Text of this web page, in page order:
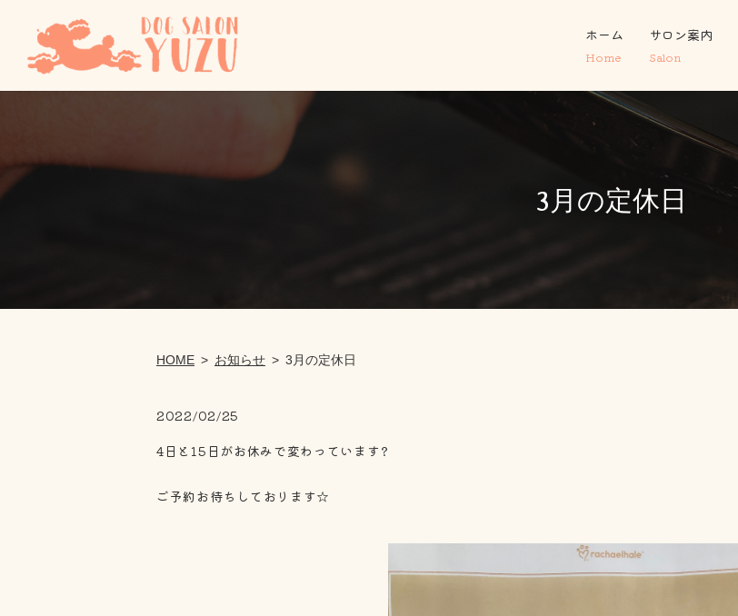
ホーム
Home
サロン案内
Salon
3月の定休日
HOME お知らせ 3月の定休日
2022/02/25
4日と15日がお休みで変わっています?
ご予約お待ちしております☆